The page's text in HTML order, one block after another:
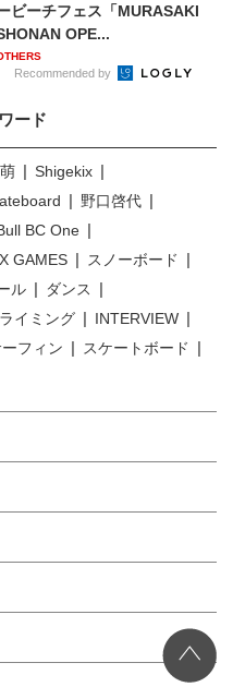
ビーチフェス「MURASAKI
OPE...
Recommended by
ード
Shigekix
野口啓代
BC One
X GAMES
スノーボード
ル
ダンス
イミング
INTERVIEW
フィン
スケートボード